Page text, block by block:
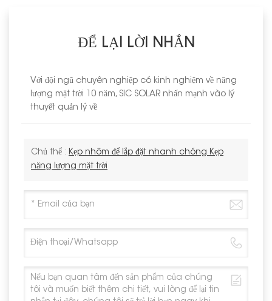
ĐỂ LẠI LỜI NHẮN
Với đội ngũ chuyên nghiệp có kinh nghiệm về năng
lượng mặt trời 10 năm, SIC SOLAR nhấn mạnh vào lý
thuyết quản lý về
Chủ thể : Kẹp nhôm để lắp đặt nhanh chóng Kẹp
năng lượng mặt trời